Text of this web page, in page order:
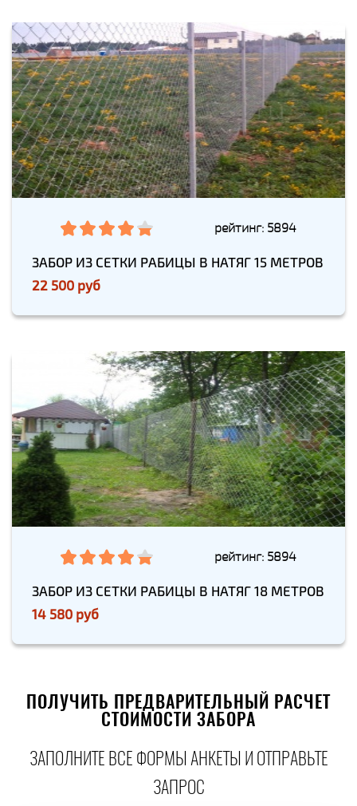
рейтинг: 5894
ЗАБОР ИЗ СЕТКИ РАБИЦЫ В НАТЯГ 15 МЕТРОВ
22 500 руб
рейтинг: 5894
ЗАБОР ИЗ СЕТКИ РАБИЦЫ В НАТЯГ 18 МЕТРОВ
14 580 руб
ПОЛУЧИТЬ ПРЕДВАРИТЕЛЬНЫЙ РАСЧЕТ
СТОИМОСТИ ЗАБОРА
ЗАПОЛНИТЕ ВСЕ ФОРМЫ АНКЕТЫ И ОТПРАВЬТЕ
ЗАПРОС